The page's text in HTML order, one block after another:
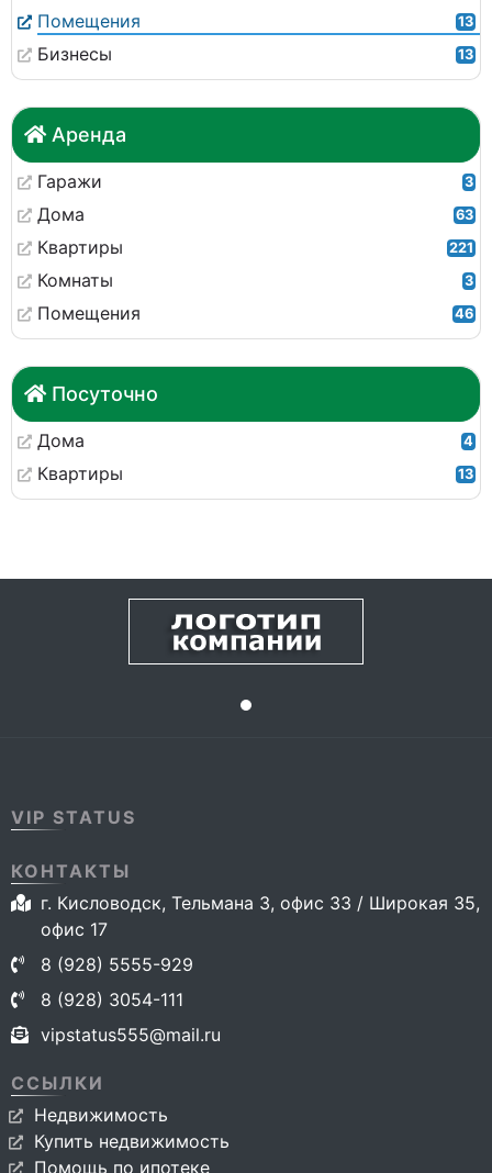
Помещения 13
Бизнесы 13
Аренда
Гаражи 3
Дома 63
Квартиры 221
Комнаты 3
Помещения 46
Посуточно
Дома 4
Квартиры 13
VIP STATUS
КОНТАКТЫ
г. Кисловодск, Тельмана 3, офис 33 / Широкая 35,
офис 17
8 (928) 5555-929
8 (928) 3054-111
vipstatus555@mail.ru
ССЫЛКИ
Недвижимость
Купить недвижимость
Помощь по ипотеке